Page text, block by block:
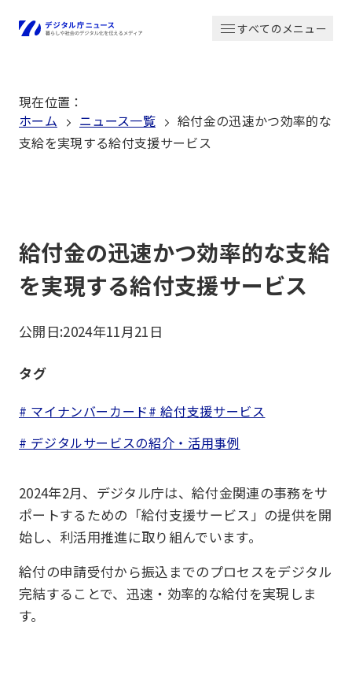
本
文
動
すべてのメニュー
現在位置 ：
ホーム
ニュース一覧
給付金の迅速かつ効率的な
支給を実現する給付支援サービス
給付金の迅速かつ効率的な支給
を実現する給付支援サービス
公開日:2024年11月21日
タグ
# マイナンバーカード# 給付支援サービス
# デジタルサービスの紹介・活用事例
2024年2月、デジタル庁は、給付金関連の事務をサ
ポートするための「給付支援サービス」の提供を開
始し、利活用推進に取り組んでいます。
給付の申請受付から振込までのプロセスをデジタル
完結することで、迅速・効率的な給付を実現しま
す。